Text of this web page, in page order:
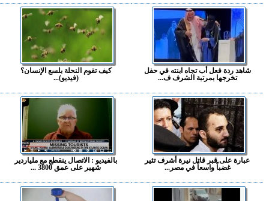
شاهد ردة فعل أب تجاه ابنته في حفل
تخرجها بمرتبة الشرف ف...
كيف تقوم النحلة بلسع الإنسان؟
(فيديو)...
عبارة على قبر قاتل نيرة أشرف تثير
غضباً واسعاً في مصر...
بالفيديو : الاتصال ينقطع مع ملياردير
شهير على عمق 3800 ...